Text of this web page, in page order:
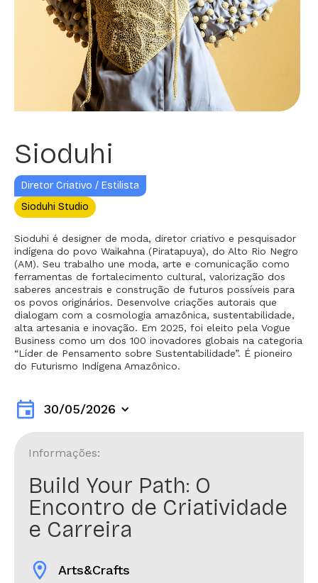
Sioduhi
Diretor Criativo / Estilista
Sioduhi Studio
Sioduhi é designer de moda, diretor criativo e pesquisador
indígena do povo Waikahna (Piratapuya), do Alto Rio Negro
(AM). Seu trabalho une moda, arte e comunicação como
ferramentas de fortalecimento cultural, valorização dos
saberes ancestrais e construção de futuros possíveis para
os povos originários. Desenvolve criações autorais que
dialogam com a cosmologia amazônica, sustentabilidade,
alta artesania e inovação. Em 2025, foi eleito pela Vogue
Business como um dos 100 inovadores globais na categoria
“Líder de Pensamento sobre Sustentabilidade”. É pioneiro
do Futurismo Indígena Amazônico.
event 30/05/2026
Informações:
Build Your Path: O
Encontro de Criatividade
e Carreira
location_on Arts&Crafts